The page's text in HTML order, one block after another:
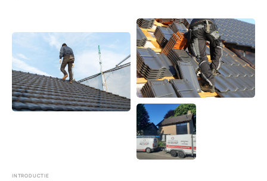
INTRODUCTIE